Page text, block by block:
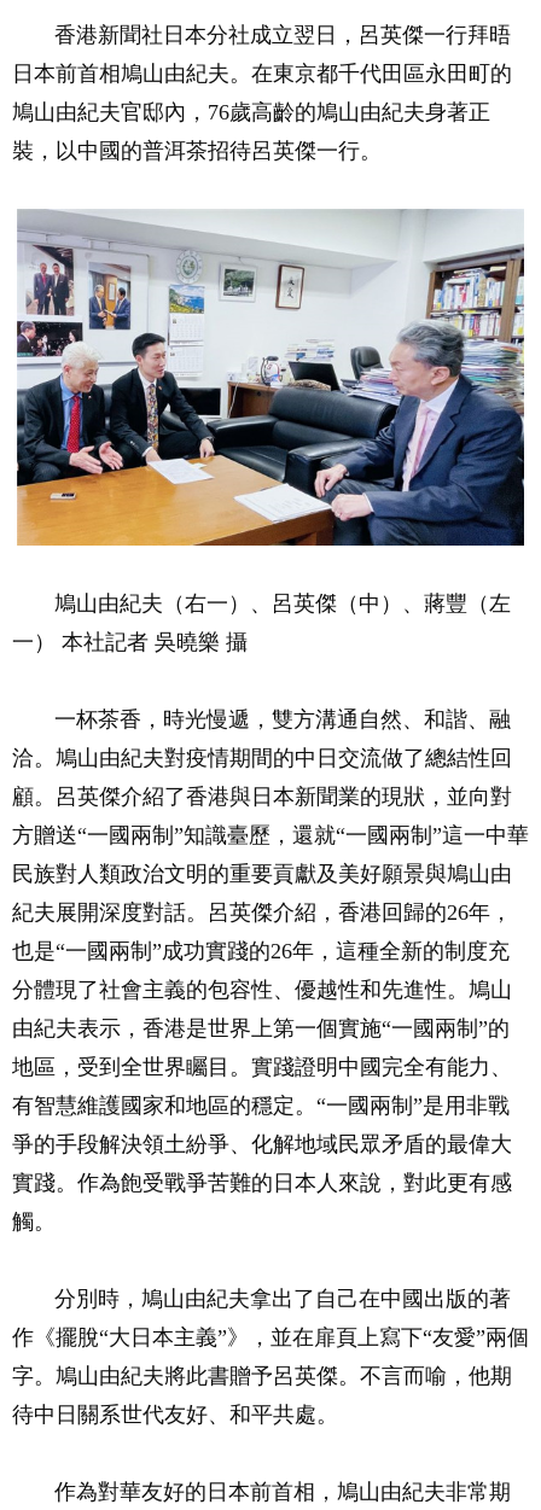
香港新聞社日本分社成立翌日，呂英傑一行拜晤
日本前首相鳩山由紀夫。在東京都千代田區永田町的
鳩山由紀夫官邸內，76歲高齡的鳩山由紀夫身著正
裝，以中國的普洱茶招待呂英傑一行。
鳩山由紀夫（右一）、呂英傑（中）、蔣豐（左
一） 本社記者 吳曉樂 攝
一杯茶香，時光慢遞，雙方溝通自然、和諧、融
洽。鳩山由紀夫對疫情期間的中日交流做了總結性回
顧。呂英傑介紹了香港與日本新聞業的現狀，並向對
方贈送“一國兩制”知識臺歷，還就“一國兩制”這一中華
民族對人類政治文明的重要貢獻及美好願景與鳩山由
紀夫展開深度對話。呂英傑介紹，香港回歸的26年，
也是“一國兩制”成功實踐的26年，這種全新的制度充
分體現了社會主義的包容性、優越性和先進性。鳩山
由紀夫表示，香港是世界上第一個實施“一國兩制”的
地區，受到全世界矚目。實踐證明中國完全有能力、
有智慧維護國家和地區的穩定。“一國兩制”是用非戰
爭的手段解決領土紛爭、化解地域民眾矛盾的最偉大
實踐。作為飽受戰爭苦難的日本人來說，對此更有感
觸。
分別時，鳩山由紀夫拿出了自己在中國出版的著
作《擺脫“大日本主義”》，並在扉頁上寫下“友愛”兩個
字。鳩山由紀夫將此書贈予呂英傑。不言而喻，他期
待中日關系世代友好、和平共處。
作為對華友好的日本前首相，鳩山由紀夫非常期